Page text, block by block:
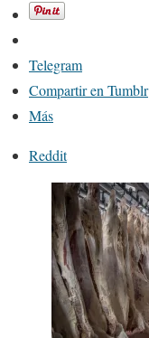
Telegram
Compartir en Tumblr
Más
Reddit